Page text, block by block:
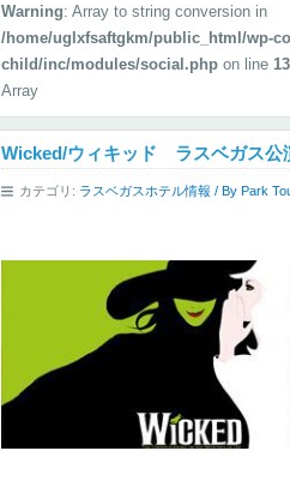
Warning: Array to string conversion in
/home/uglxfsaftgkm/public_html/wp-
child/inc/modules/social.php on line 13
Array
Wicked/ウィキッド ラスベガス公
カテゴリ: ラスベガスホテル情報 / By Park